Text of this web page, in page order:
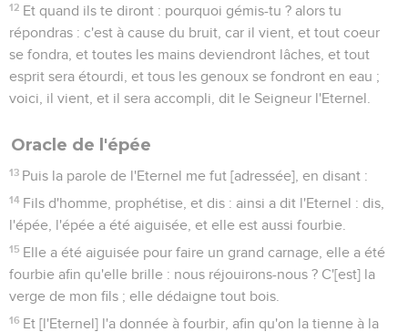
12 Et quand ils te diront : pourquoi gémis-tu ? alors tu
répondras : c'est à cause du bruit, car il vient, et tout coeur
se fondra, et toutes les mains deviendront lâches, et tout
esprit sera étourdi, et tous les genoux se fondront en eau ;
voici, il vient, et il sera accompli, dit le Seigneur l'Eternel.
Oracle de l'épée
13 Puis la parole de l'Eternel me fut [adressée], en disant :
14 Fils d'homme, prophétise, et dis : ainsi a dit l'Eternel : dis,
l'épée, l'épée a été aiguisée, et elle est aussi fourbie.
15 Elle a été aiguisée pour faire un grand carnage, elle a été
fourbie afin qu'elle brille : nous réjouirons-nous ? C'[est] la
verge de mon fils ; elle dédaigne tout bois.
16 Et [l'Eternel] l'a donnée à fourbir, afin qu'on la tienne à la